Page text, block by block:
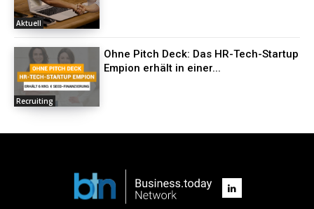
Aktuell
Recruiting
Ohne Pitch Deck: Das HR-Tech-Startup
Empion erhält in einer...